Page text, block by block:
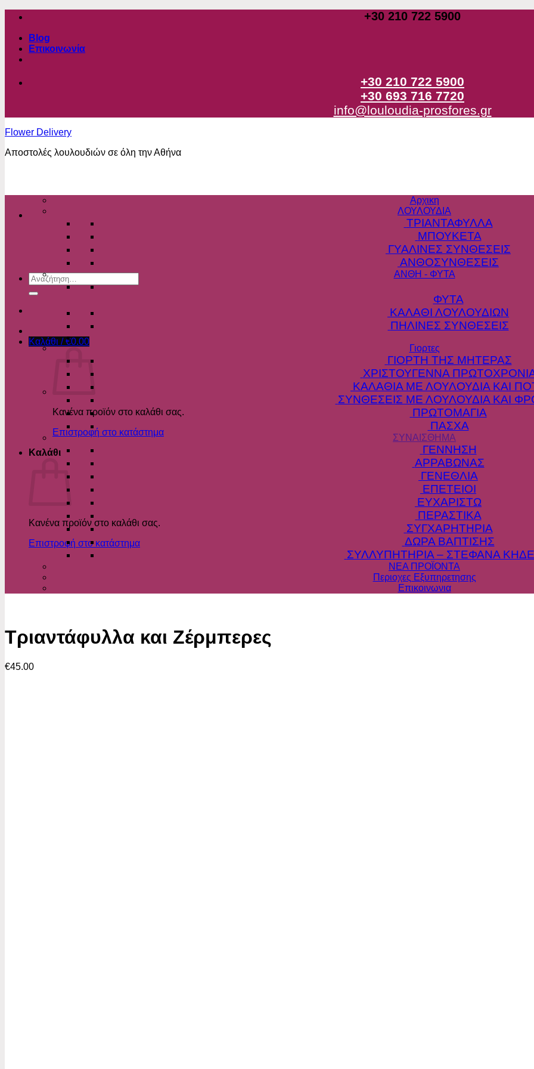
Μετάβαση
περιεχόμενο
+30 210 722 5900
Blog
Επικοινωνία
+30 210 722 5900
+30 693 716 7720
info@louloudia-prosfores.gr
Flower Delivery
Αποστολές λουλουδιών σε όλη την Αθήνα
Αναζήτηση
για:
Καλάθι /€0.00
Κανένα προϊόν στο καλάθι σας.
Επιστροφή στο κατάστημα
Καλάθι
Κανένα προϊόν στο καλάθι σας.
Επιστροφή στο κατάστημα
Αρχικη
ΛΟΥΛΟΥΔΙΑ
ΤΡΙΑΝΤΑΦΥΛΛΑ
ΜΠΟΥΚΕΤΑ
ΓΥΑΛΙΝΕΣ ΣΥΝΘΕΣΕΙΣ
ΑΝΘΟΣΥΝΘΕΣΕΙΣ
ΑΝΘΗ - ΦΥΤΑ
ΦΥΤΑ
ΚΑΛΑΘΙ ΛΟΥΛΟΥΔΙΩΝ
ΠΗΛΙΝΕΣ ΣΥΝΘΕΣΕΙΣ
Γιορτες
ΓΙΟΡΤΗ ΤΗΣ ΜΗΤΕΡΑΣ
ΧΡΙΣΤΟΥΓΕΝΝΑ
ΚΑΛΑΘΙΑ ΜΕ ΛΟΥΛΟΥΔΙΑ ΚΑΙ
ΣΥΝΘΕΣΕΙΣ ΜΕ ΛΟΥΛΟΥΔΙΑ ΚΑΙ
ΠΡΩΤΟΜΑΓΙΑ
ΠΑΣΧΑ
ΣΥΝΑΙΣΘΗΜΑ
ΓΕΝΝΗΣΗ
ΑΡΡΑΒΩΝΑΣ
ΓΕΝΕΘΛΙΑ
ΕΠΕΤΕΙΟΙ
ΕΥΧΑΡΙΣΤΩ
ΠΕΡΑΣΤΙΚΑ
ΣΥΓΧΑΡΗΤΗΡΙΑ
ΔΩΡΑ ΒΑΠΤΙΣΗΣ
ΣΥΛΛΥΠΗΤΗΡΙΑ – ΣΤΕΦΑΝΑ
ΝΕΑ ΠΡΟΪΟΝΤΑ
Περιοχες Εξυπηρετησης
Επικοινωνια
Τριαντάφυλλα και Ζέρμπερες
€45.00